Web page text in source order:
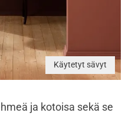
Käytetyt sävyt
ja kotoisa sekä se